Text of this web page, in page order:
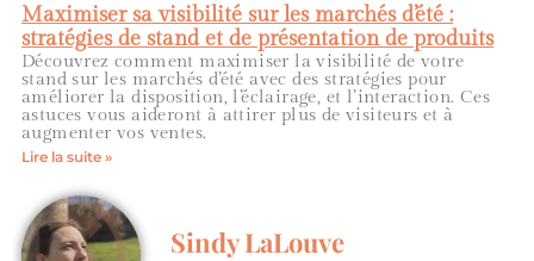
Maximiser sa visibilité sur les marchés d’été :
stratégies de stand et de présentation de produits
Découvrez comment maximiser la visibilité de votre
stand sur les marchés d’été avec des stratégies pour
améliorer la disposition, l’éclairage, et l’interaction. Ces
astuces vous aideront à attirer plus de visiteurs et à
augmenter vos ventes.
Lire la suite »
Sindy LaLouve